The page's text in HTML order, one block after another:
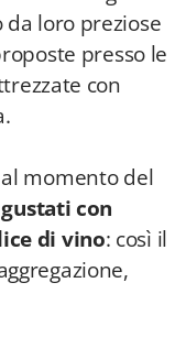
loro preziose
presso le
con
momento del
gustati con
di vino: così il